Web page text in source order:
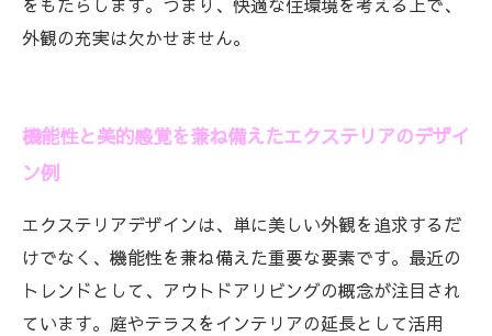
外観の充実は欠かせません。
機能性と美的感覚を兼ね備えたエクステリアのデザイ
ン例
エクステリアデザインは、単に美しい外観を追求するだ
けでなく、機能性を兼ね備えた重要な要素です。最近の
トレンドとして、アウトドアリビングの概念が注目され
ています。庭やテラスをインテリアの延長として活用